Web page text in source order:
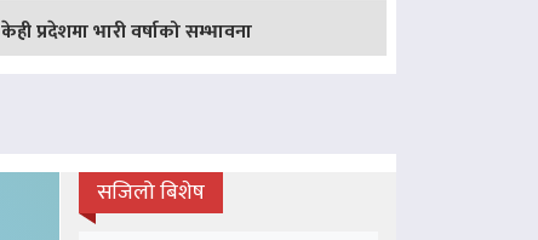
केही प्रदेशमा भारी वर्षाको सम्भावना
सजिलो बिशेष